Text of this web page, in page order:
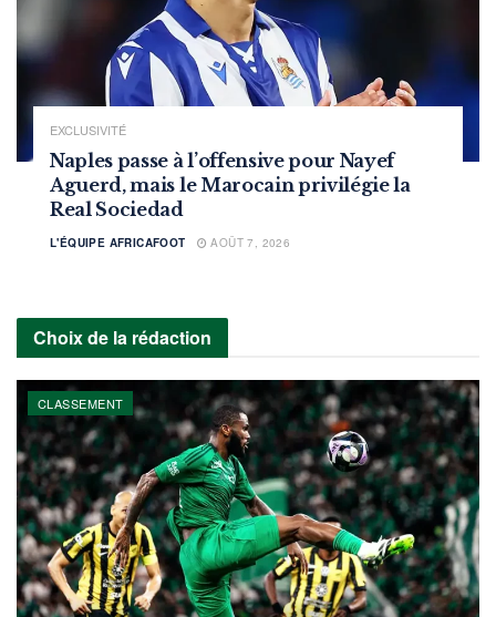
EXCLUSIVITÉ
Naples passe à l’offensive pour Nayef
Aguerd, mais le Marocain privilégie la
Real Sociedad
L'ÉQUIPE AFRICAFOOT AOÛT 7, 2026
Choix de la rédaction
CLASSEMENT